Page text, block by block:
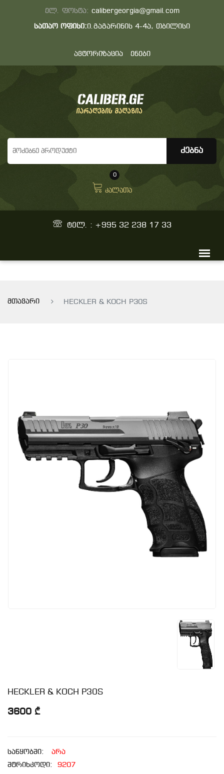
ელ. ფოსტა: calibergeorgia@gmail.com
სათაო ოფისი:ი.გაგარინის 4-4ა, თბილისი
ავტორიზაცია ენები
0
კალათა
ტელ. : +995 32 238 17 33
მთავარი HECKLER & KOCH P30S
HECKLER & KOCH P30S
3600 ₾
საწყობში:
არა
შტრიხკოდი:
9207